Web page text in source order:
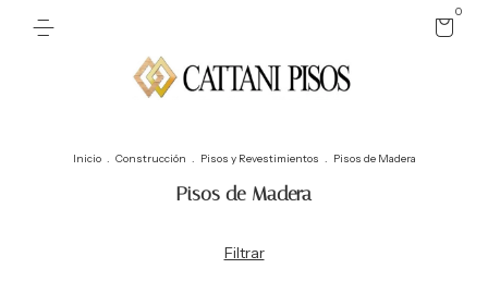
0
Inicio . Construcción . Pisos y Revestimientos . Pisos de Madera
Pisos de Madera
Filtrar